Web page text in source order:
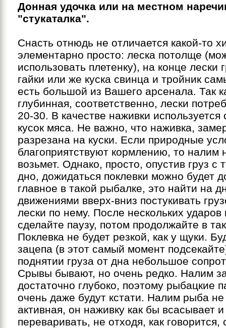
Донная удочка или на местном
"стукаталка".
Снасть отнюдь не отличается какой-то
элементарно просто: леска потолще
использовать плетенку), на конце лески
гайки или же куска свинца и тройник
есть большой из Вашего арсенала. Так
глубинная, соответственно, лески
20-30. В качестве наживки
кусок мяса. Не важно, что наживка,
разрезана на куски. Если природные
благоприятствуют кормлению, то налим
возьмет. Однако, просто, опустив груз с
дно, дожидаться поклевки можно будет
главное в такой рыбалке, это найти на
движениями вверх-вниз постукивать
лески по нему. После нескольких
сделайте паузу, потом продолжайте в
Поклевка не будет резкой, как у щуки.
зацепа (в этот самый момент
поднятии груза от дна небольшое
Срывы бывают, но очень редко. Налим
достаточно глубоко, поэтому рыбацкие
очень даже будут кстати. Налим рыба
активная, он наживку как бы всасывает
переваривать, не отходя, как говорится,